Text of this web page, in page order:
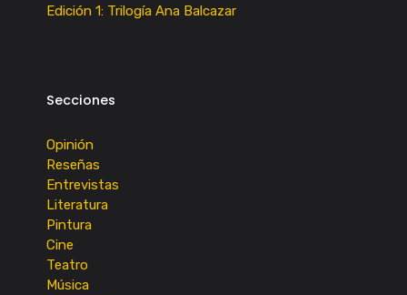
Edición 1: Trilogía Ana Balcazar
Secciones
Opinión
Reseñas
Entrevistas
Literatura
Pintura
Cine
Teatro
Música